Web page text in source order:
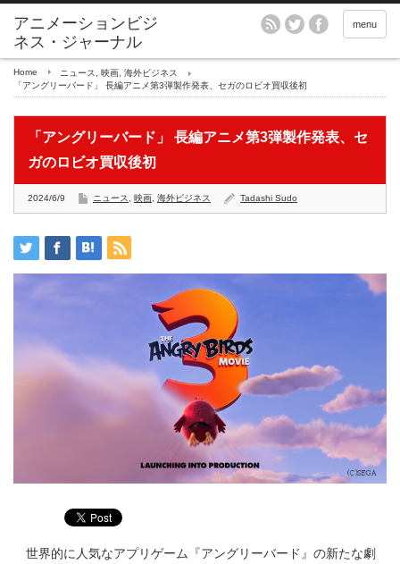
アニメーションビジ
ネス・ジャーナル
menu
Home ニュース 映画 海外ビジネス
「アングリーバード」 長編アニメ第3弾製作発表、セガのロビオ買収後初
「アングリーバード」 長編アニメ第3弾製作発表、セ
ガのロビオ買収後初
2024/6/9 ニュース 映画 海外ビジネス Tadashi Sudo
世界的に人気なアプリゲーム『アングリーバード』の新たな劇